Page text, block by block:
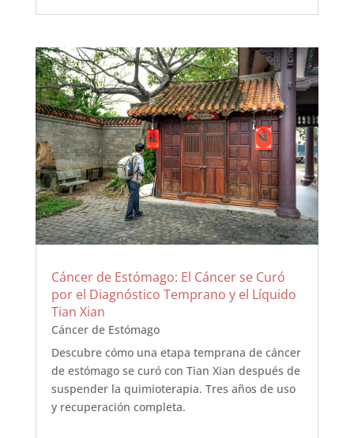
Cáncer de Estómago: El Cáncer se Curó
por el Diagnóstico Temprano y el Líquido
Tian Xian
Cáncer de Estómago
Descubre cómo una etapa temprana de cáncer
de estómago se curó con Tian Xian después de
suspender la quimioterapia. Tres años de uso
y recuperación completa.